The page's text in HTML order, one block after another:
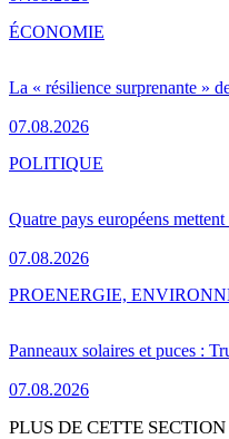
La « résilience surprenante »
07.08.2026
ÉCONOMIE
Quatre pays européens
07.08.2026
POLITIQUE
Panneaux solaires et puces :
07.08.2026
PROENERGIE,
PLUS DE CETTE SECTION